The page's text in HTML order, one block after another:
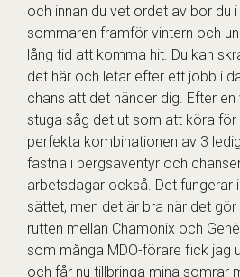
och innan du vet ordet av bor du
sommaren framför vintern och
lång tid att komma hit. Du kan
det här och letar efter ett jobb i
chans att det händer dig. Efter
stuga såg det ut som att köra för
perfekta kombinationen av 3
fastna i bergsäventyr och
arbetsdagar också. Det fungerar
sättet, men det är bra när det
rutten mellan Chamonix och
som många MDO-förare fick jag
och får nu tillbringa mina somrar